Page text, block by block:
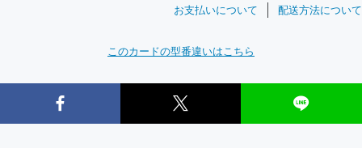
お支払いについて 配送方法について
このカードの型番違いはこちら